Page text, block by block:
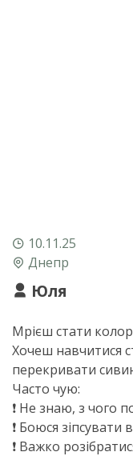
10.11.25
Днепр
Юля
Мрієш стати
Хочеш навчитися
перекривати
Часто чую:
❗ Не знаю, з чого
❗ Боюся зіпсувати
❗ Важко